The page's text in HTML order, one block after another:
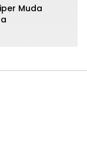
Muda